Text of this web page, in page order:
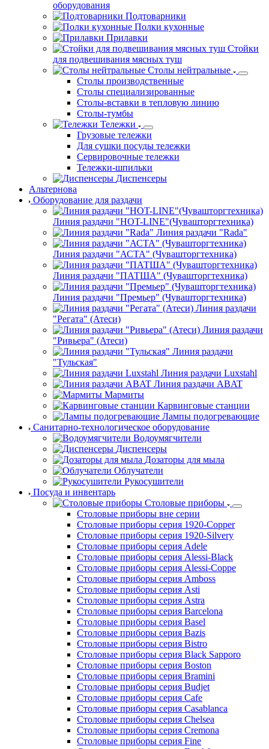
Шкафы кухонные
Колоды разрубочные
Ларь для овощей
Модули
оборудования
Подтоварники
Полки кухонные
Прилавки
для подвешивания мясных туш
Столы нейтральные
Столы производственные
Столы специализированные
Столы-вставки в тепловую линию
Столы-тумбы
Грузовые тележки
Для сушки посуды тележки
Сервировочные тележки
Тележки-шпильки
Диспенсеры
Альтернова
Оборудование для раздачи
Линия раздачи "HOT-LINE"(Чувашторгтехника)
Линия раздачи "Rada"
Линия раздачи "АСТА" (Чувашторгтехника)
Линия раздачи "ПАТША" (Чувашторгтехника)
Линия раздачи "Премьер" (Чувашторгтехника)
Линия раздачи
"Регата" (Атеси)
"Ривьера" (Атеси)
Линия раздачи
"Тульская"
Линия раздачи Luxstahl
Линия раздачи ABAT
Мармиты
Карвинговые станции
Лампы подогревающие
Санитарно-технологическое оборудование
Водоумягчители
Диспенсеры
Дозаторы для мыла
Облучатели
Рукосушители
Посуда и инвентарь
Столовые приборы
Столовые приборы вне серии
Столовые приборы серия 1920-Copper
Столовые приборы серия 1920-Silvery
Столовые приборы серия Adele
Столовые приборы серия Alessi-Black
Столовые приборы серия Alessi-Coppe
Столовые приборы серия Amboss
Столовые приборы серия Asti
Столовые приборы серия Astra
Столовые приборы серия Barcelona
Столовые приборы серия Basel
Столовые приборы серия Bazis
Столовые приборы серия Bistro
Столовые приборы серия Black Sapporo
Столовые приборы серия Boston
Столовые приборы серия Bramini